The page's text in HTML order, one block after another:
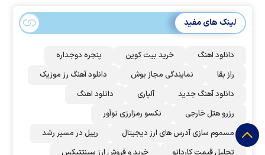
لینک های مفید
دانلود اهنگ خرید بیت کوین
پنجره دوجداره
راز بقا
نمایندگی مجاز بوش
دانلود آهنگ رز‌ موزیک
دانلود آهنگ جدید
آلپاری
دانلود اهنگ
رزرو هتل خارجی
نکسو رمزارزی نوآور
مسموم سازی آدرس های ارز دیجیتال
ریپل در مسیر رشد
تحلیل قیمت کاردانو
خرید و فروش ارز سینتتیکس